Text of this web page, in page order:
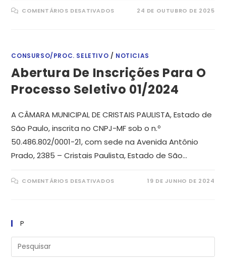
COMENTÁRIOS DESATIVADOSEM
001/2025
24 DE OUTUBRO DE 2025
CONSURSO/PROC. SELETIVO / NOTICIAS
Abertura De Inscrições Para O
Processo Seletivo 01/2024
A CÂMARA MUNICIPAL DE CRISTAIS PAULISTA, Estado de
São Paulo, inscrita no CNPJ-MF sob o n.º
50.486.802/0001-21, com sede na Avenida Antônio
Prado, 2385 – Cristais Paulista, Estado de São…
COMENTÁRIOS DESATIVADOSEM 19 DE JUNHO DE 2024
P